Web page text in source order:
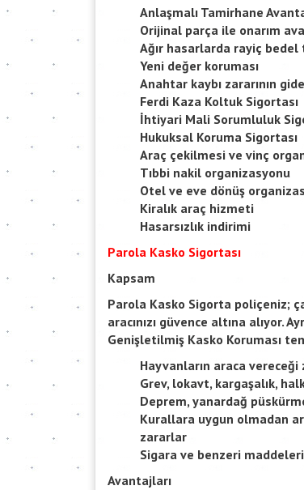
Anlaşmalı Tamirhane
Orijinal parça ile onarım
Ağır hasarlarda rayiç
Yeni değer koruması
Anahtar kaybı zararının
Ferdi Kaza Koltuk Sigortası
İhtiyari Mali Sorumluluk
Hukuksal Koruma Sigortası
Araç çekilmesi ve vinç
Tıbbi nakil organizasyonu
Otel ve eve dönüş
Kiralık araç hizmeti
Hasarsızlık indirimi
Parola Kasko Sigortası
Kapsam
Parola Kasko Sigorta poliçeniz;
aracınızı güvence altına alıyor.
Genişletilmiş Kasko Koruması
Hayvanların araca
Grev, lokavt, kargaşalık,
Deprem, yanardağ
Kurallara uygun olmadan
zararlar
Sigara ve benzeri
Avantajları